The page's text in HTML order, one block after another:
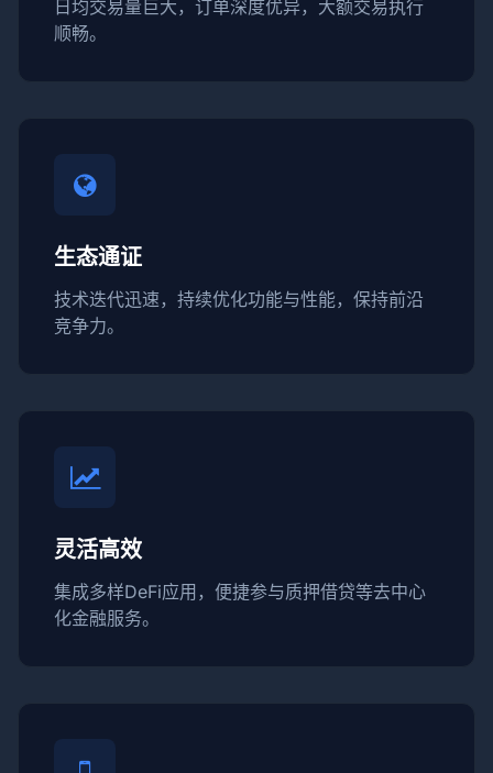
日均交易量巨大，订单深度优异，大额交易执行
顺畅。
生态通证
技术迭代迅速，持续优化功能与性能，保持前沿
竞争力。
灵活高效
集成多样DeFi应用，便捷参与质押借贷等去中心
化金融服务。